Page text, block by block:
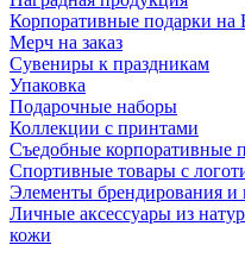
Корпоративные подарки на
Мерч на заказ
Сувениры к праздникам
Упаковка
Подарочные наборы
Коллекции с принтами
Съедобные корпоративные
Спортивные товары с
Элементы брендирования и
Личные аксессуары из
кожи